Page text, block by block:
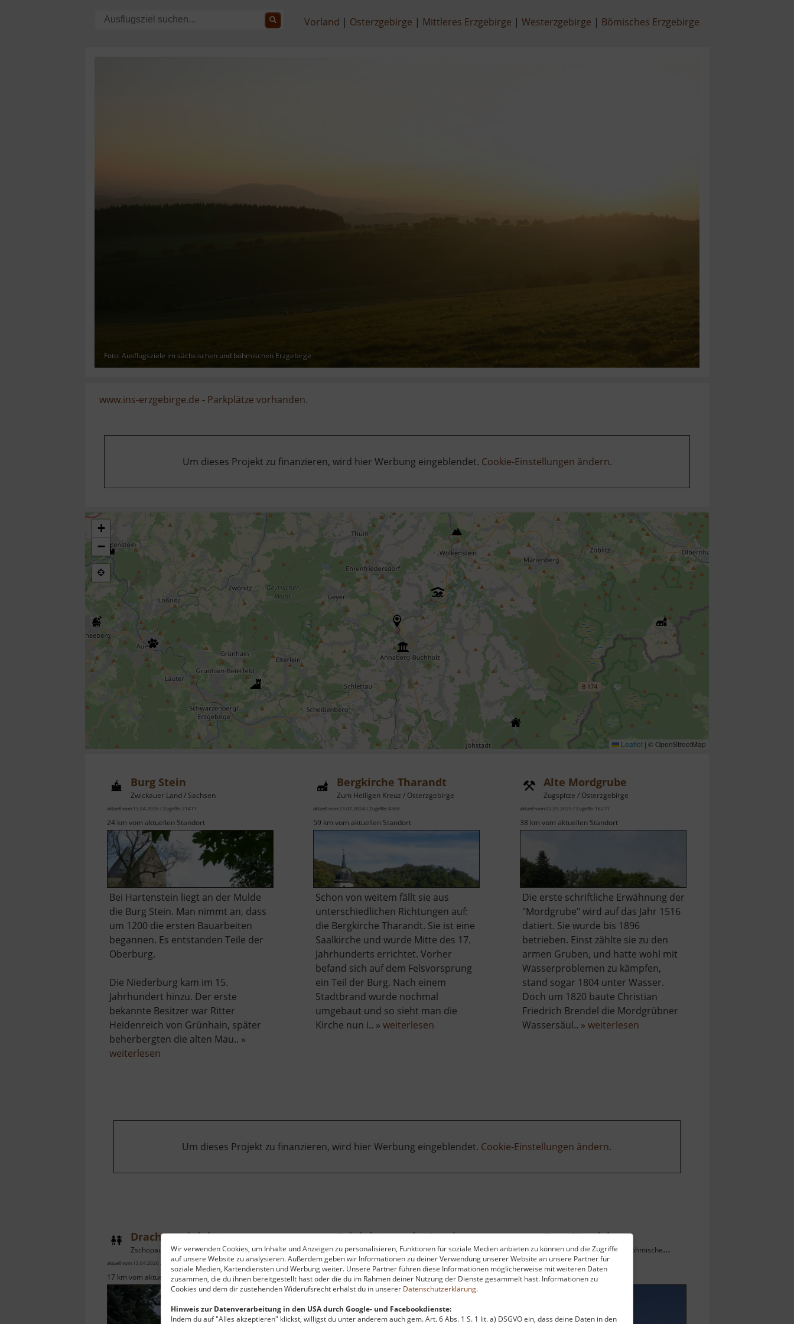
Wir verwenden Cookies, um Inhalte und Anzeigen zu personalisieren, Funktionen für soziale Medien anbieten zu können und die Zugriffe
auf unsere Website zu analysieren. Außerdem geben wir Informationen zu deiner Verwendung unserer Website an unsere Partner für
soziale Medien, Kartendiensten und Werbung weiter. Unsere Partner führen diese Informationen möglicherweise mit weiteren Daten
zusammen, die du ihnen bereitgestellt hast oder die du im Rahmen deiner Nutzung der Dienste gesammelt hast. Informationen zu
Cookies und dem dir zustehenden Widerufsrecht erhälst du in unserer Datenschutzerklärung.
Hinweis zur Datenverarbeitung in den USA durch Google- und Facebookdienste:
Indem du auf "Alles akzeptieren" klickst, willigst du unter anderem auch gem. Art. 6 Abs. 1 S. 1 lit. a) DSGVO ein, dass deine Daten in den
Vorland Osterzgebirge Mittleres Erzgebirge Westerzgebirge Bömisches Erzgebirge
Foto: Ausflugsziele im sächsischen und böhmischen Erzgebirge
www.ins-erzgebirge.de - Parkplätze vorhanden.
Um dieses Projekt zu finanzieren, wird hier Werbung eingeblendet. Cookie-Einstellungen ändern.
+
−
Leaflet | © OpenStreetMap
Burg Stein
Zwickauer Land / Sachsen
aktuell vom 13.04.2026 / Zugriffe: 21411
24 km vom aktuellen Standort
Bei Hartenstein liegt an der Mulde
die Burg Stein. Man nimmt an, dass
um 1200 die ersten Bauarbeiten
begannen. Es entstanden Teile der
Oberburg.
Die Niederburg kam im 15.
Jahrhundert hinzu. Der erste
bekannte Besitzer war Ritter
Heidenreich von Grünhain, später
beherbergten die alten Mau.. »
weiterlesen
Bergkirche Tharandt
Zum Heiligen Kreuz / Osterzgebirge
aktuell vom 23.07.2024 / Zugriffe: 4368
59 km vom aktuellen Standort
Schon von weitem fällt sie aus
unterschiedlichen Richtungen auf:
die Bergkirche Tharandt. Sie ist eine
Saalkirche und wurde Mitte des 17.
Jahrhunderts errichtet. Vorher
befand sich auf dem Felsvorsprung
ein Teil der Burg. Nach einem
Stadtbrand wurde nochmal
umgebaut und so sieht man die
Kirche nun i.. »weiterlesen
Alte Mordgrube
Zugspitze / Osterzgebirge
aktuell vom 02.05.2025 / Zugriffe: 16211
38 km vom aktuellen Standort
Die erste schriftliche Erwähnung der
"Mordgrube" wird auf das Jahr 1516
datiert. Sie wurde bis 1896
betrieben. Einst zählte sie zu den
armen Gruben, und hatte wohl mit
Wasserproblemen zu kämpfen,
stand sogar 1804 unter Wasser.
Doch um 1820 baute Christian
Friedrich Brendel die Mordgrübner
Wassersäul.. » weiterlesenüber
Um dieses Projekt zu finanzieren, wird hier Werbung eingeblendet. Cookie-Einstellungen ändern.
Drachenspielplatz
Zschopau / Mittleres Erzgebirge
aktuell vom 13.04.2026 / Zugriffe: 7305
17 km vom aktuellen Standort
Spielplatz an der Lessingstraße
Zschopau / Mittleres Erzgebirge
aktuell vom 26.04.2026 / Zugriffe: 8392
16 km vom aktuellen Standort
Burg Neudek
Zřícenina hradu Nejdek / Böhmisches Erzgebirge
aktuell vom 23.04.2026 / Zugriffe: 3395
37 km vom aktuellen Standort